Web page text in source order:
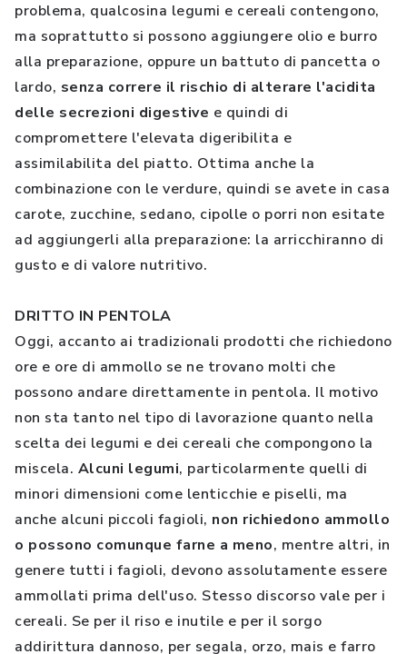
problema, qualcosina legumi e cereali contengono,
ma soprattutto si possono aggiungere olio e burro
alla preparazione, oppure un battuto di pancetta o
lardo, senza correre il rischio di alterare l'acidita
delle secrezioni digestive e quindi di
compromettere l'elevata digeribilita e
assimilabilita del piatto. Ottima anche la
combinazione con le verdure, quindi se avete in casa
carote, zucchine, sedano, cipolle o porri non esitate
ad aggiungerli alla preparazione: la arricchiranno di
gusto e di valore nutritivo.
DRITTO IN PENTOLA
Oggi, accanto ai tradizionali prodotti che richiedono
ore e ore di ammollo se ne trovano molti che
possono andare direttamente in pentola. Il motivo
non sta tanto nel tipo di lavorazione quanto nella
scelta dei legumi e dei cereali che compongono la
miscela. Alcuni legumi, particolarmente quelli di
minori dimensioni come lenticchie e piselli, ma
anche alcuni piccoli fagioli, non richiedono ammollo
o possono comunque farne a meno, mentre altri, in
genere tutti i fagioli, devono assolutamente essere
ammollati prima dell'uso. Stesso discorso vale per i
cereali. Se per il riso e inutile e per il sorgo
addirittura dannoso, per segala, orzo, mais e farro